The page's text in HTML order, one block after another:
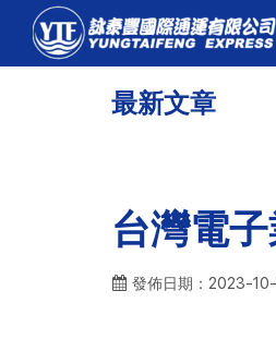
最新文章
台灣電
發佈日期：2023-